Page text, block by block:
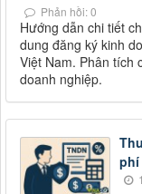
Phản hồi: 0
Hướng dẫn chi tiết
dung đăng ký kinh
Việt Nam. Phân tích
doanh nghiệp.